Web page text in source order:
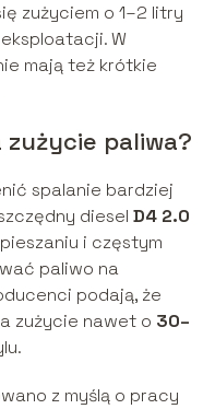
zużyciem o 1–2 litry
W
mają też krótkie
paliwa?
spalanie bardziej
diesel D4 2.0
i częstym
paliwo na
podają, że
zużycie nawet o 30–
z myślą o pracy